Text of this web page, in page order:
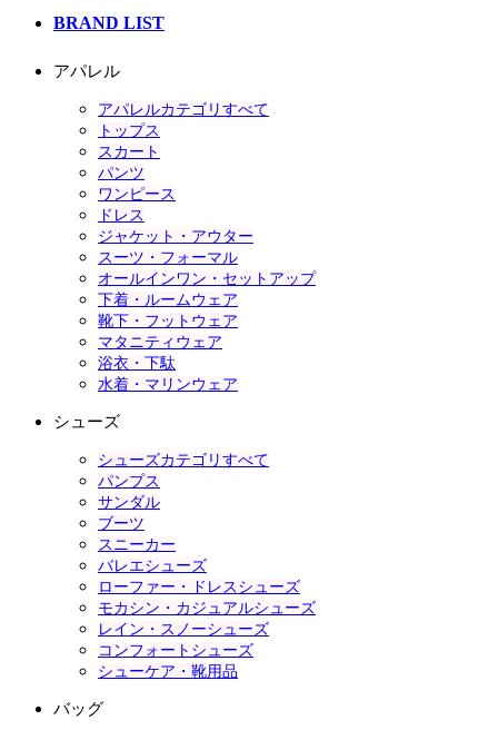
BRAND LIST
アパレル
アパレルカテゴリすべて
トップス
スカート
パンツ
ワンピース
ドレス
ジャケット・アウター
スーツ・フォーマル
オールインワン・セットアップ
下着・ルームウェア
靴下・フットウェア
マタニティウェア
浴衣・下駄
水着・マリンウェア
シューズ
シューズカテゴリすべて
パンプス
サンダル
ブーツ
スニーカー
バレエシューズ
ローファー・ドレスシューズ
モカシン・カジュアルシューズ
レイン・スノーシューズ
コンフォートシューズ
シューケア・靴用品
バッグ